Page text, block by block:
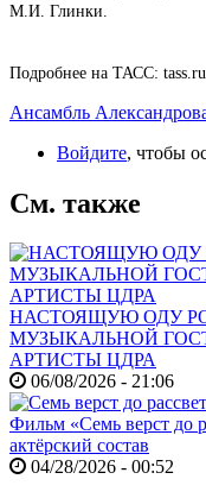
М.И. Глинки.
Подробнее на ТАСС:
Ансамбль
Войдите, чтобы
См. также
НАСТОЯЩУЮ ОДУ
МУЗЫКАЛЬНОЙ
АРТИСТЫ ЦДРА
06/08/2026 - 21:06
Фильм «Семь верст до
актёрский состав
04/28/2026 - 00:52